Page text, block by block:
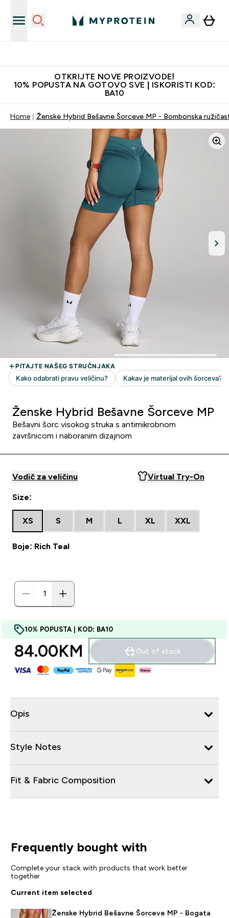
OTKRIJTE NOVE PROIZVODE!
10% POPUSTA NA GOTOVO SVE | ISKORISTI KOD:
BA10
Home Ženske Hybrid Bešavne Šorceve MP - Bombonska
Ženske Hybrid Bešavne Šorceve MP
Bešavni šorc visokog struka s antimikrobnom
završnicom i naboranim dizajnom
Vodič za veličinu Virtual Try-On
Size:
XS S M L XL XXL
Boje: Rich Teal
10% POPUSTA | KOD: BA10
84.00KM‎ Out of stock
Opis
Style Notes
Fit & Fabric Composition
Frequently bought with
Complete your stack with products that work better
together
Current item selected
Ženske Hybrid Bešavne Šorceve MP - Bogata